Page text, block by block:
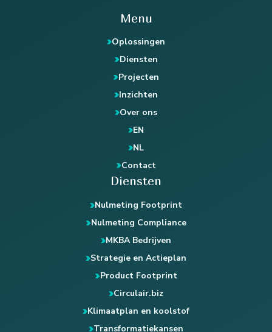
Menu
Oplossingen
Diensten
Projecten
Inzichten
Over ons
EN
NL
Contact
Diensten
Nulmeting Footprint
Nulmeting Compliance
MKBA Bedrijven
Strategie en Actieplan
Product Footprint
Circulair.biz
Klimaatplan en koolstof
Transformatiekansen